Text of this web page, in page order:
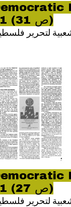
11 (ص 31)
لتحرير
11 (ص 27)
لتحرير